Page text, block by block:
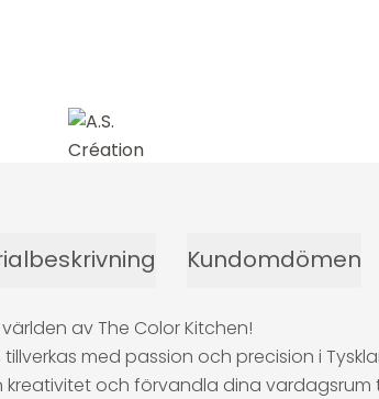
Kundomdömen
av The Color Kitchen!
med passion och precision i
och förvandla dina vardagsrum